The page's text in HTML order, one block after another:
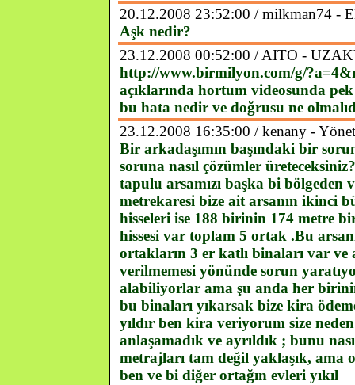
20.12.2008 23:52:00 / milkman74 -
Aşk nedir?
23.12.2008 00:52:00 / AITO -
http://www.birmilyon.com/g/
açıklarında hortum videosunda
bu hata nedir ve doğrusu ne
23.12.2008 16:35:00 / kenany -
Bir arkadaşımın başındaki bir
soruna nasıl çözümler
tapulu arsamızı başka bi
metrekaresi bize ait arsanın ikinci
hisseleri ise 188 birinin 174 metre
hissesi var toplam 5 ortak .Bu
ortakların 3 er katlı binaları var ve
verilmemesi yönünde sorun
alabiliyorlar ama şu anda her
bu binaları yıkarsak bize kira
yıldır ben kira veriyorum size
anlaşamadık ve ayrıldık ; bunu
metrajları tam değil yaklaşık,
ben ve bi diğer ortağın evleri yıkıl